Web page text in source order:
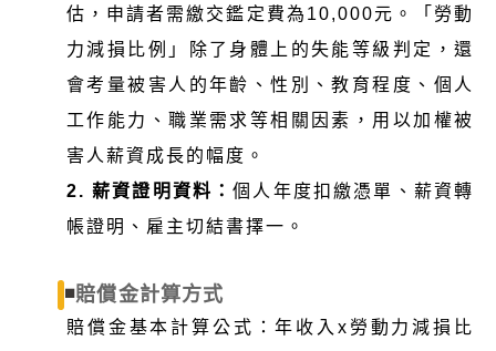
估，申請者需繳交鑑定費為10,000元。「勞動
力減損比例」除了身體上的失能等級判定，還
會考量被害人的年齡、性別、教育程度、個人
工作能力、職業需求等相關因素，用以加權被
害人薪資成長的幅度。
2. 薪資證明資料：個人年度扣繳憑單、薪資轉
帳證明、雇主切結書擇一。
◾賠償金計算方式
賠償金基本計算公式：年收入x勞動力減損比